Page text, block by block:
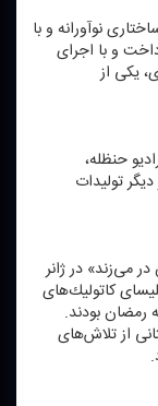
نوآورانه و با
و با اجرای
یكی از
حنظله،
تولیدات
می‌زند» در ژانر
كاتولیك‌های
رمضان بودند.
از تلاش‌های